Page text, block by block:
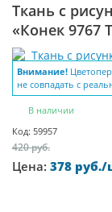
Ткань с
«Конек 9767
Внимание!
не совпадать с
В наличии
Код: 59957
420 руб.
Цена: 378